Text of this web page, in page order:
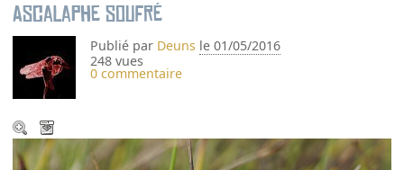
Ascalaphe soufré
Publié par Deuns le 01/05/2016
248 vues
0 commentaire